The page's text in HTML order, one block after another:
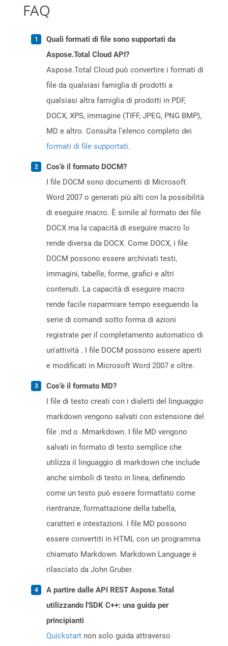
FAQ
Quali formati di file sono supportati da
Aspose.Total Cloud API?
Aspose.Total Cloud può convertire i formati di
file da qualsiasi famiglia di prodotti a
qualsiasi altra famiglia di prodotti in PDF,
DOCX, XPS, immagine (TIFF, JPEG, PNG BMP),
MD e altro. Consulta l’elenco completo dei
formati di file supportati.
Cos'è il formato DOCM?
I file DOCM sono documenti di Microsoft
Word 2007 o generati più alti con la possibilità
di eseguire macro. È simile al formato dei file
DOCX ma la capacità di eseguire macro lo
rende diversa da DOCX. Come DOCX, i file
DOCM possono essere archiviati testi,
immagini, tabelle, forme, grafici e altri
contenuti. La capacità di eseguire macro
rende facile risparmiare tempo eseguendo la
serie di comandi sotto forma di azioni
registrate per il completamento automatico di
un'attività . I file DOCM possono essere aperti
e modificati in Microsoft Word 2007 e oltre.
Cos'è il formato MD?
I file di testo creati con i dialetti del linguaggio
markdown vengono salvati con estensione del
file .md o .Mmarkdown. I file MD vengono
salvati in formato di testo semplice che
utilizza il linguaggio di markdown che include
anche simboli di testo in linea, definendo
come un testo può essere formattato come
rientranze, formattazione della tabella,
caratteri e intestazioni. I file MD possono
essere convertiti in HTML con un programma
chiamato Markdown. Markdown Language è
rilasciato da John Gruber.
A partire dalle API REST Aspose.Total
utilizzando l'SDK C++: una guida per
principianti
Quickstart non solo guida attraverso